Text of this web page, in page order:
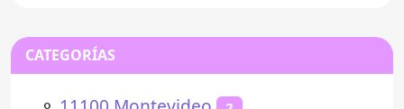
CATEGORÍAS